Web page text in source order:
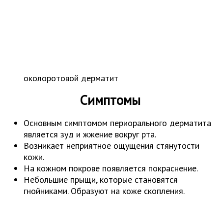
околоротовой дерматит
Симптомы
Основным симптомом периорального дерматита
является зуд и жжение вокруг рта.
Возникает неприятное ощущения стянутости
кожи.
На кожном покрове появляется покраснение.
Небольшие прыщи, которые становятся
гнойниками. Образуют на коже скопления.